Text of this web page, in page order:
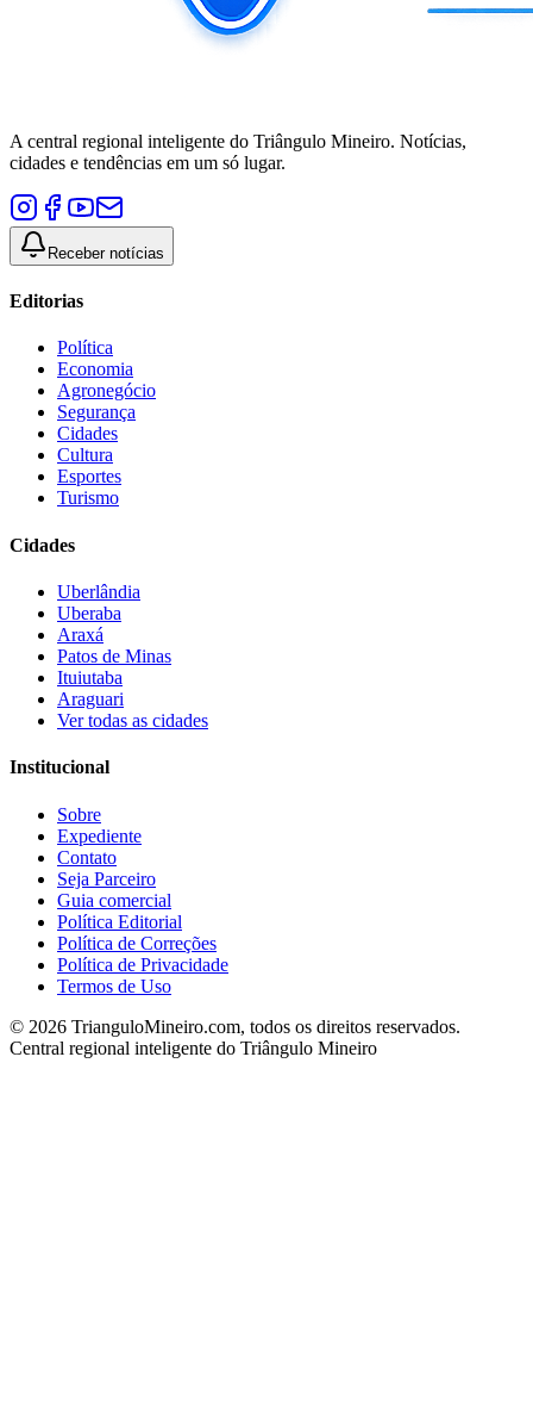
A central regional inteligente do Triângulo Mineiro. Notícias,
cidades e tendências em um só lugar.
Receber notícias
Editorias
Política
Economia
Agronegócio
Segurança
Cidades
Cultura
Esportes
Turismo
Cidades
Uberlândia
Uberaba
Araxá
Patos de Minas
Ituiutaba
Araguari
Ver todas as cidades
Institucional
Sobre
Expediente
Contato
Seja Parceiro
Guia comercial
Política Editorial
Política de Correções
Política de Privacidade
Termos de Uso
© 2026 TrianguloMineiro.com, todos os direitos reservados.
Central regional inteligente do Triângulo Mineiro